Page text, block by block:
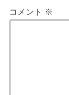
コメント ※